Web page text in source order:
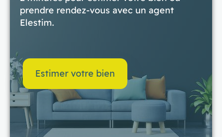
prendre rendez-vous avec un agent
Elestim.
Estimer votre bien